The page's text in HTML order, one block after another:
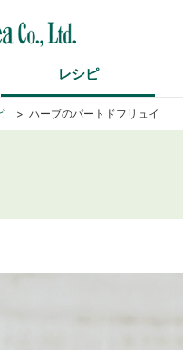
レシピ
ハーブのパートドフリュイ